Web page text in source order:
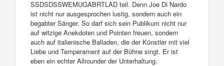
SSDSDSSWEMUGABRTLAD teil. Denn Joe Di Nardo
ist nicht nur ausgesprochen lustig, sondern auch ein
begabter Sänger. So darf sich sein Publikum nicht nur
auf witzige Anekdoten und Pointen freuen, sondern
auch auf italienische Balladen, die der Künstler mit viel
Liebe und Temperament auf der Bühne singt. Er ist
eben ein echter Allrounder der Unterhaltung.